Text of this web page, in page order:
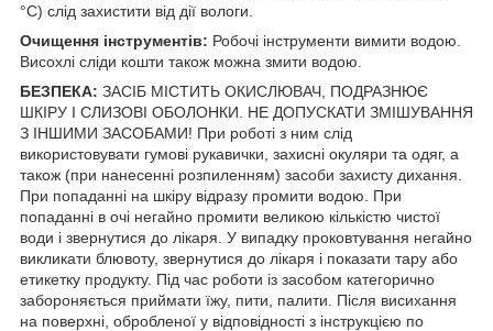
°С) слід захистити від дії вологи.
Очищення інструментів: Робочі інструменти вимити водою.
Висохлі сліди кошти також можна змити водою.
БЕЗПЕКА: ЗАСІБ МІСТИТЬ ОКИСЛЮВАЧ, ПОДРАЗНЮЄ
ШКІРУ І СЛИЗОВІ ОБОЛОНКИ. НЕ ДОПУСКАТИ ЗМІШУВАННЯ
З ІНШИМИ ЗАСОБАМИ! При роботі з ним слід
використовувати гумові рукавички, захисні окуляри та одяг, а
також (при нанесенні розпиленням) засоби захисту дихання.
При попаданні на шкіру відразу промити водою. При
попаданні в очі негайно промити великою кількістю чистої
води і звернутися до лікаря. У випадку проковтування негайно
викликати блювоту, звернутися до лікаря і показати тару або
етикетку продукту. Під час роботи із засобом категорично
забороняється приймати їжу, пити, палити. Після висихання
на поверхні, обробленої у відповідності з інструкцією по